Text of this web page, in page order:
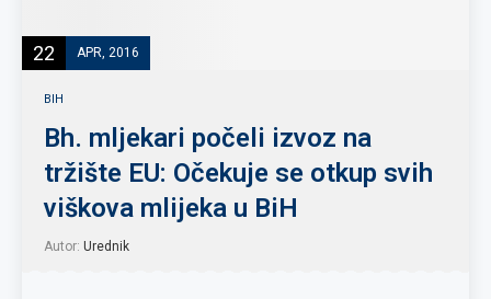
22 APR, 2016
BIH
Bh. mljekari počeli izvoz na
tržište EU: Očekuje se otkup svih
viškova mlijeka u BiH
Autor: Urednik